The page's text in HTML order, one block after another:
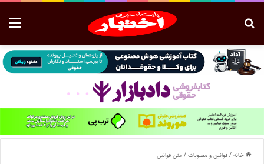
خانه/قوانین و مصوبات/متن قوانین